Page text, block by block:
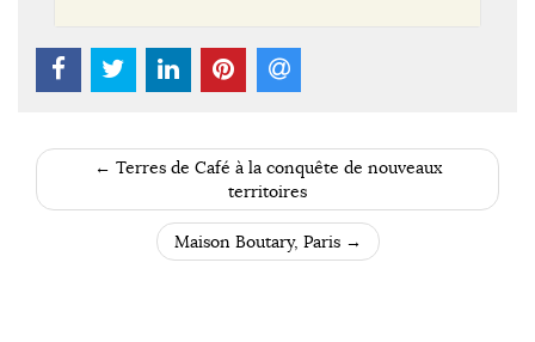
POST NAVIGATION
← Terres de Café à la conquête de nouveaux
territoires
Maison Boutary, Paris →